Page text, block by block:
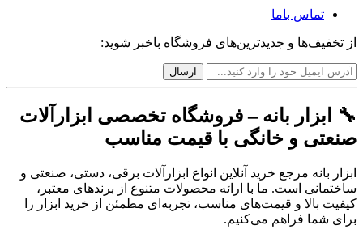
تماس باما
از تخفیف‌ها و جدیدترین‌های فروشگاه باخبر شوید:
🔧 ابزار بانه – فروشگاه تخصصی ابزارآلات
صنعتی و خانگی با قیمت مناسب
ابزار بانه مرجع خرید آنلاین انواع ابزارآلات برقی، دستی، صنعتی و
ساختمانی است. ما با ارائه محصولات متنوع از برندهای معتبر،
کیفیت بالا و قیمت‌های مناسب، تجربه‌ای مطمئن از خرید ابزار را
برای شما فراهم می‌کنیم.